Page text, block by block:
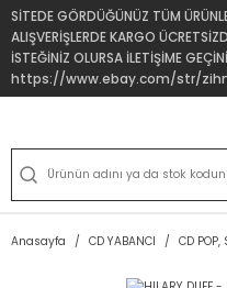
SİTEDE GÖRDÜĞÜNÜZ TÜM
ALIŞVERİŞLERDE KARGO
İSTEĞİNİZ OLURSA İLETİŞİME
https://www.ebay.com/str/
Anasayfa CD YABANCI CD POP,